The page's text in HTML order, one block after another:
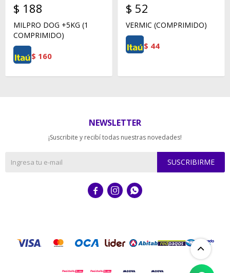
$ 188
MILPRO DOG +5KG (1
COMPRIMIDO)
$ 160
$ 52
VERMIC (COMPRIMIDO)
$ 44
NEWSLETTER
¡Suscribite y recibí todas nuestras novedades!
SUSCRIBIRME
  